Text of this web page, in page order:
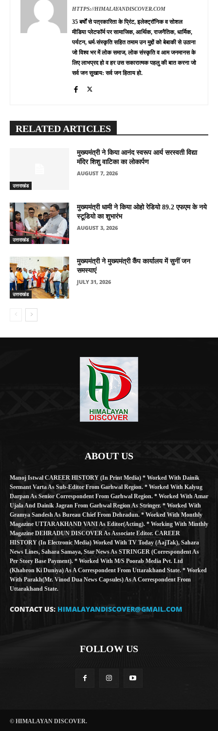
HTTPS://HIMALAYANDISCOVER.COM
35 बर्षों से पत्रकारिता के प्रिंट, इलेक्ट्रॉनिक व सोशल
मीडिया प्लेटफॉर्म पर सामाजिक, आर्थिक, राजनैतिक, धार्मिक,
पर्यटन, धर्म-संस्कृति सहित तमाम उन मुद्दों को बेबाकी से उठाना
जो विश्व भर में लोक समाज, लोक संस्कृति व आम जनमानस के
लिए लाभप्रद हो व हर उस सकारात्मक पहलु की बात करना जो
सर्व जन सुखाय: सर्व जन हिताय हो.
RELATED ARTICLES
उत्तराखंड
मुख्यमंत्री ने किया आनंद स्वरूप आर्य सरस्वती विद्या
मंदिर शिशु वाटिका का लोकार्पण
AUGUST 7, 2026
उत्तराखंड
मुख्यमंत्री धामी ने किया ओहो रेडियो 89.2 एफएम के नये
स्टूडियो का शुभारंभ
AUGUST 3, 2026
उत्तराखंड
मुख्यमंत्री ने मुख्यमंत्री कैंप कार्यालय में सुनीं जन
समस्याएं
JULY 31, 2026
ABOUT US
Manoj Istwal CAREER HISTORY (in Print Media) * Worked With Dainik
Seemant Varta As Sub-Editor From Garhwal Region. * Worked With Kalyug
Darpan As Senior Correspondent From Garhwal Region. * Worked With Amar
Ujala And Dainik Jagran From Garhwal Region As Stringer. * Worked With
Gramya Sandesh As Bureau Chief From Dehradun. * Worked With Monthly
Magazine UTTARAKHAND VANI As Editor(Acting). * Working With Minthly
Magazine DEHRADUN DISCOVER As Associate Editor. CAREER
HISTORY (in Electronic Media) Worked With TV Today (AajTak), Sahara
News Lines, Sahara Samaya, Star News As STRINGER (Correspondent As
Per Story Base Payment). * Worked With M/S Poorab Media Pvt. Ltd
(Khabron Ki Duniya) As A Correspondent From Uttarakhand State. * Worked
With Parakh(Mr. Vinod Dua News Capsules) As A Correspondent From
Uttarakhand State.
CONTACT US: HIMALAYANDISCOVER@GMAIL.COM
FOLLOW US
© HIMALAYAN DISCOVER.